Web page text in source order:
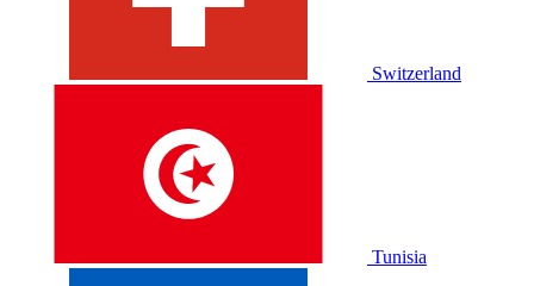
Switzerland
Tunisia